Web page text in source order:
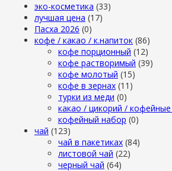
эко-косметика (33)
лучшая цена (17)
Пасха 2026 (0)
кофе / какао / к.напиток (86)
кофе порционный (12)
кофе растворимый (39)
кофе молотый (15)
кофе в зернах (11)
турки из меди (0)
какао / цикорий / кофейные
кофейный набор (0)
чай (123)
чай в пакетиках (84)
листовой чай (22)
черный чай (64)